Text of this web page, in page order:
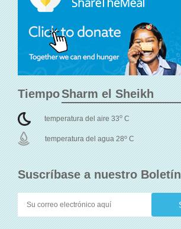
Suscríbase a nuestro Boletín
Tiempo
temperatura del aire 33o C
temperatura del agua 28o C